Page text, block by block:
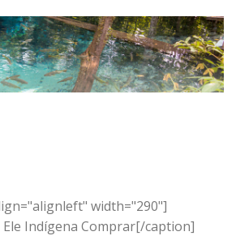
width="290"]
Indígena Comprar[/caption]